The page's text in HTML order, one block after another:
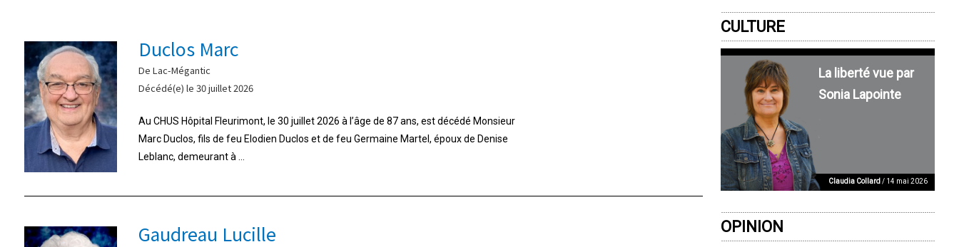
Duclos Marc
De Lac-Mégantic
Décédé(e) le 30 juillet 2026
Au CHUS Hôpital Fleurimont, le 30 juillet 2026 à l’âge de 87 ans, est décédé Monsieur
Marc Duclos, fils de feu Elodien Duclos et de feu Germaine Martel, époux de Denise
Leblanc, demeurant à ...
Gaudreau Lucille
CULTURE
La liberté vue par
Sonia Lapointe
Claudia Collard/ 14 mai 2026
OPINION